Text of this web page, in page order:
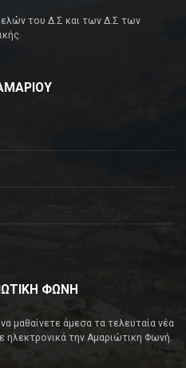
του Δ.Σ και των Δ.Σ των
ΦΩΝΗ
μαθαίνετε άμεσα τα τελευταία νέα
ηλεκτρονικά την Αμαριώτικη Φωνή.